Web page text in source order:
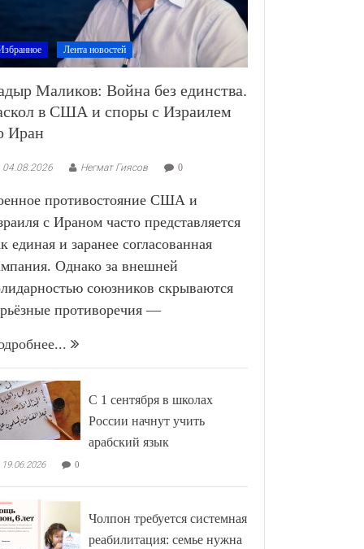
Лента новостей
Маликов: Война без единства.
в США и споры с Израилем
Иран
04.08.2026 Негмат Гиясов 0
противостояние США и
с Ираном часто представляется
единая и заранее согласованная
Однако за внешней
союзников скрываются
противоречия —
С 1 сентября в школах
России начнут учить
арабский язык
19.06.2026 0
Чолпон требуется системная
реабилитация: семье нужна